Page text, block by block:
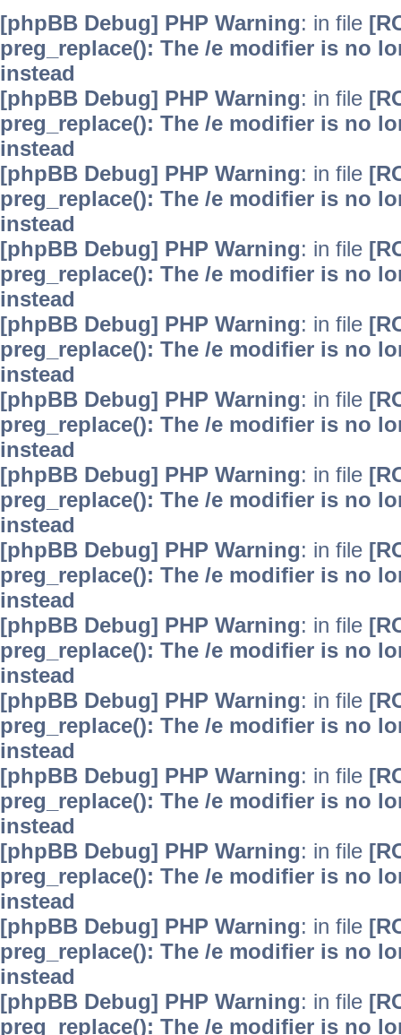
[phpBB Debug] PHP Warning: in file
preg_replace(): The /e modifier is no
instead
[phpBB Debug] PHP Warning: in file
preg_replace(): The /e modifier is no
instead
[phpBB Debug] PHP Warning: in file
preg_replace(): The /e modifier is no
instead
[phpBB Debug] PHP Warning: in file
preg_replace(): The /e modifier is no
instead
[phpBB Debug] PHP Warning: in file
preg_replace(): The /e modifier is no
instead
[phpBB Debug] PHP Warning: in file
preg_replace(): The /e modifier is no
instead
[phpBB Debug] PHP Warning: in file
preg_replace(): The /e modifier is no
instead
[phpBB Debug] PHP Warning: in file
preg_replace(): The /e modifier is no
instead
[phpBB Debug] PHP Warning: in file
preg_replace(): The /e modifier is no
instead
[phpBB Debug] PHP Warning: in file
preg_replace(): The /e modifier is no
instead
[phpBB Debug] PHP Warning: in file
preg_replace(): The /e modifier is no
instead
[phpBB Debug] PHP Warning: in file
preg_replace(): The /e modifier is no
instead
[phpBB Debug] PHP Warning: in file
preg_replace(): The /e modifier is no
instead
[phpBB Debug] PHP Warning: in file
preg_replace(): The /e modifier is no